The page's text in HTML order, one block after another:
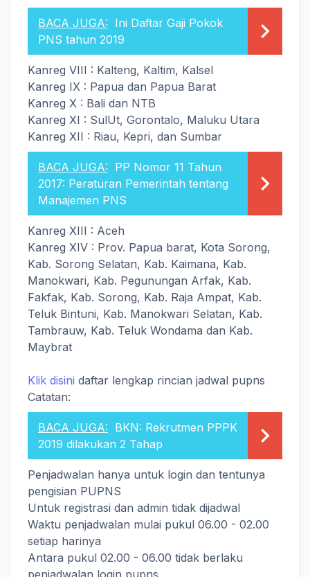
BACA JUGA: Ini Daftar Gaji Pokok
PNS tahun 2019
Kanreg VIII : Kalteng, Kaltim, Kalsel
Kanreg IX : Papua dan Papua Barat
Kanreg X : Bali dan NTB
Kanreg XI : SulUt, Gorontalo, Maluku Utara
Kanreg XII : Riau, Kepri, dan Sumbar
BACA JUGA: PP Nomor 11 Tahun
2017: Peraturan Pemerintah tentang
Manajemen PNS
Kanreg XIII : Aceh
Kanreg XIV : Prov. Papua barat, Kota Sorong,
Kab. Sorong Selatan, Kab. Kaimana, Kab.
Manokwari, Kab. Pegunungan Arfak, Kab.
Fakfak, Kab. Sorong, Kab. Raja Ampat, Kab.
Teluk Bintuni, Kab. Manokwari Selatan, Kab.
Tambrauw, Kab. Teluk Wondama dan Kab.
Maybrat
Klik disini daftar lengkap rincian jadwal pupns
Catatan:
BACA JUGA: BKN: Rekrutmen PPPK
2019 dilakukan 2 Tahap
Penjadwalan hanya untuk login dan tentunya
pengisian PUPNS
Untuk registrasi dan admin tidak dijadwal
Waktu penjadwalan mulai pukul 06.00 - 02.00
setiap harinya
Antara pukul 02.00 - 06.00 tidak berlaku
penjadwalan login pupns